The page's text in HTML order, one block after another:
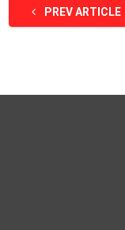
PREV ARTICLE